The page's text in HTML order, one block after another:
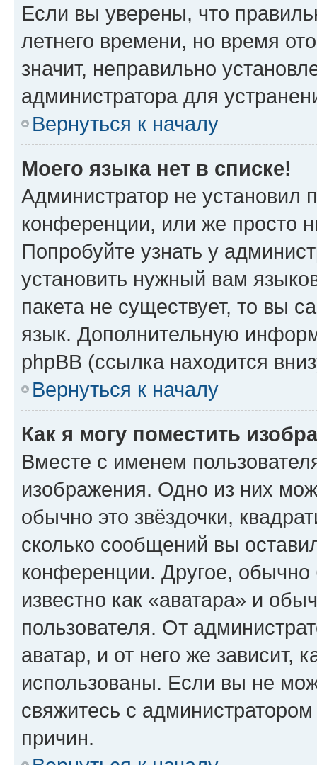
Если вы уверены, что
летнего времени, но время
значит, неправильно
администратора для
Вернуться к началу
Моего языка нет в списке!
Администратор не установил
конференции, или же просто
Попробуйте узнать у
установить нужный вам
пакета не существует, то вы
язык. Дополнительную
phpBB (ссылка находится
Вернуться к началу
Как я могу поместить
Вместе с именем
изображения. Одно из них
обычно это звёздочки,
сколько сообщений вы
конференции. Другое,
известно как «аватара» и
пользователя. От
аватар, и от него же зависит,
использованы. Если вы не
свяжитесь с
причин.